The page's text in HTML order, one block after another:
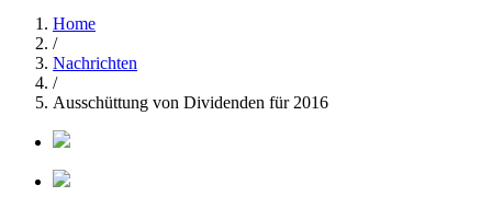
Home
/
Nachrichten
/
Ausschüttung von Dividenden für 2016